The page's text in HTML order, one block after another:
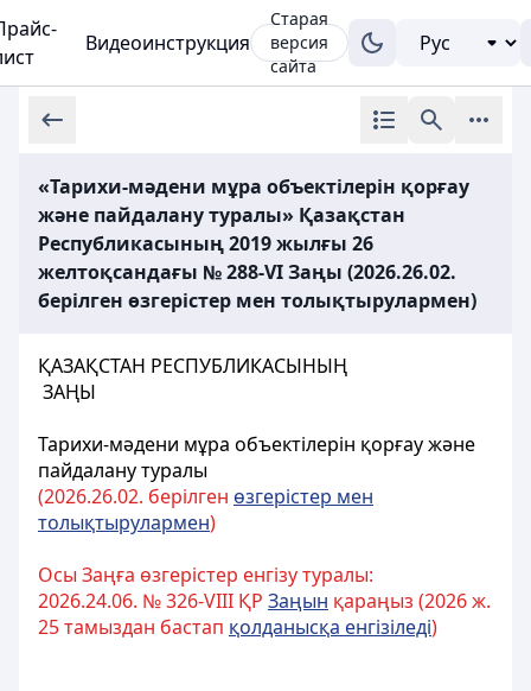
Видеоинструкция
Старая
версия
сайта
«Тарихи-мәдени мұра объектілерін қорғау
және пайдалану туралы» Қазақстан
Республикасының 2019 жылғы 26
желтоқсандағы № 288-VІ Заңы (2026.26.02.
берілген өзгерістер мен толықтырулармен)
ҚАЗАҚСТАН РЕСПУБЛИКАСЫНЫҢ
ЗАҢЫ
Тарихи-мәдени мұра объектілерін қорғау және
пайдалану туралы
(2026.26.02. берілген өзгерістер мен
толықтырулармен)
Осы Заңға өзгерістер енгізу туралы:
2026.24.06. № 326-VIII ҚР Заңын қараңыз (2026 ж.
25 тамыздан бастап қолданысқа енгізіледі)